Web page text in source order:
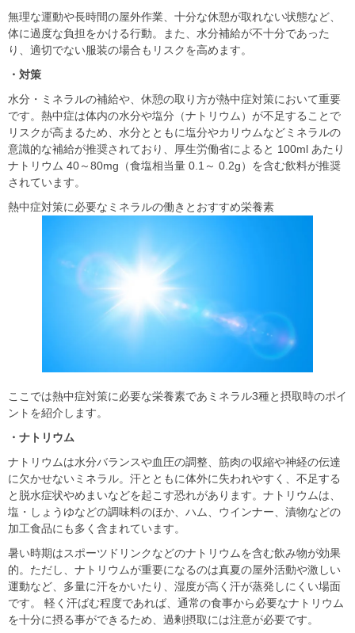
無理な運動や長時間の屋外作業、十分な休憩が取れない状態など、
体に過度な負担をかける行動。また、水分補給が不十分であった
り、適切でない服装の場合もリスクを高めます。
・対策
水分・ミネラルの補給や、休憩の取り方が熱中症対策において重要
です。熱中症は体内の水分や塩分（ナトリウム）が不足することで
リスクが高まるため、水分とともに塩分やカリウムなどミネラルの
意識的な補給が推奨されており、厚生労働省によると 100ml あたり
ナトリウム 40～80mg（食塩相当量 0.1～ 0.2g）を含む飲料が推奨
されています。
熱中症対策に必要なミネラルの働きとおすすめ栄養素
ここでは熱中症対策に必要な栄養素であミネラル3種と摂取時のポイ
ントを紹介します。
・ナトリウム
ナトリウムは水分バランスや血圧の調整、筋肉の収縮や神経の伝達
に欠かせないミネラル。汗とともに体外に失われやすく、不足する
と脱水症状やめまいなどを起こす恐れがあります。ナトリウムは、
塩・しょうゆなどの調味料のほか、ハム、ウインナー、漬物などの
加工食品にも多く含まれています。
暑い時期はスポーツドリンクなどのナトリウムを含む飲み物が効果
的。ただし、ナトリウムが重要になるのは真夏の屋外活動や激しい
運動など、多量に汗をかいたり、湿度が高く汗が蒸発しにくい場面
です。 軽く汗ばむ程度であれば、通常の食事から必要なナトリウム
を十分に摂る事ができるため、過剰摂取には注意が必要です。